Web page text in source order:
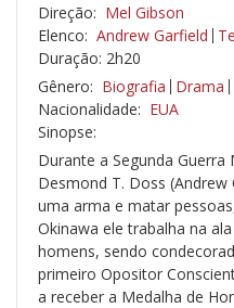
Direção: Mel Gibson
Elenco: Andrew Garfield
Duração: 2h20
Gênero: Biografia Drama
Nacionalidade: EUA
Sinopse:
Durante a Segunda
Desmond T. Doss
uma arma e matar
Okinawa ele trabalha na
homens, sendo
primeiro Opositor
a receber a Medalha de